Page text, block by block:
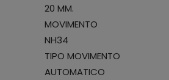
20 MM.
MOVIMENTO
NH34
TIPO MOVIMENTO
AUTOMATICO